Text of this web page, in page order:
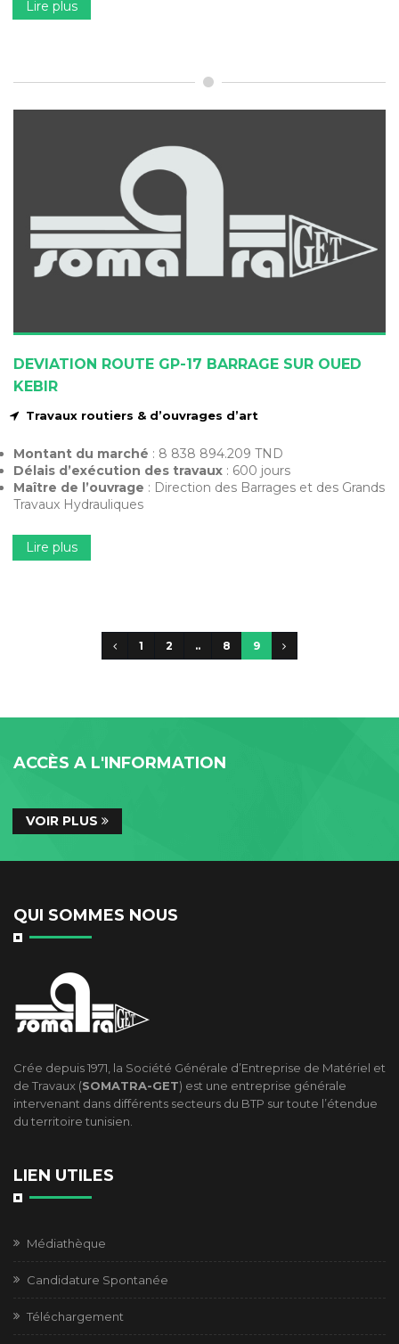
Lire plus
DEVIATION ROUTE GP-17 BARRAGE SUR OUED
KEBIR
Travaux routiers & d’ouvrages d’art
Montant du marché : 8 838 894.209 TND
Délais d’exécution des travaux : 600 jours
Maître de l’ouvrage : Direction des Barrages et des Grands
Travaux Hydrauliques
Lire plus
1 2 .. 8 9
ACCÈS A L'INFORMATION
VOIR PLUS
QUI SOMMES NOUS
Crée depuis 1971, la Société Générale d’Entreprise de Matériel et
de Travaux (SOMATRA-GET) est une entreprise générale
intervenant dans différents secteurs du BTP sur toute l’étendue
du territoire tunisien.
LIEN UTILES
Médiathèque
Candidature Spontanée
Téléchargement